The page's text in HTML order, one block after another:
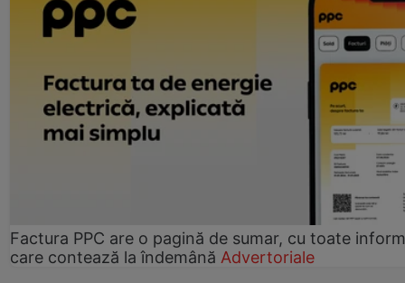
Factura PPC are o pagină de sumar, cu toate
care contează la îndemână Advertoriale